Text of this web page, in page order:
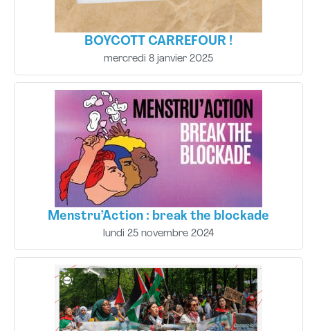
BOYCOTT CARREFOUR !
mercredi 8 janvier 2025
Menstru’Action : break the blockade
lundi 25 novembre 2024